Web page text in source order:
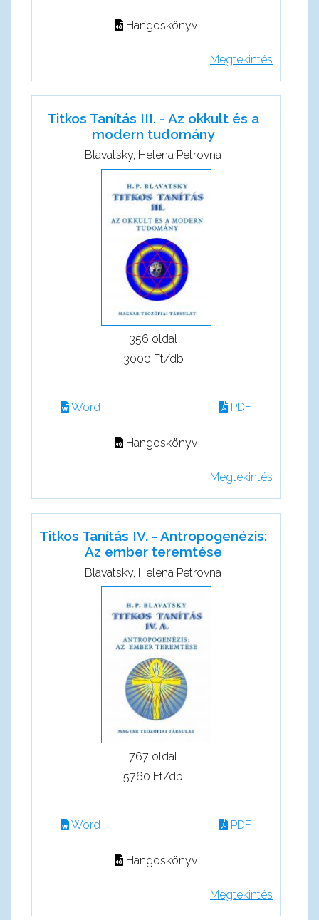
Hangoskönyv
Megtekintés
Titkos Tanítás III. - Az okkult és a
modern tudomány
Blavatsky, Helena Petrovna
356 oldal
3000 Ft/db
Word PDF
Hangoskönyv
Megtekintés
Titkos Tanítás IV. - Antropogenézis:
Az ember teremtése
Blavatsky, Helena Petrovna
767 oldal
5760 Ft/db
Word PDF
Hangoskönyv
Megtekintés